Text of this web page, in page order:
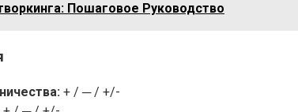
Пошаговое Руководство
+ / ─ / +/-